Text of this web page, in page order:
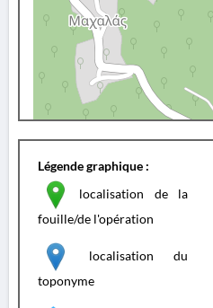
Légende graphique :
localisation de la
fouille/de l'opération
localisation du
toponyme